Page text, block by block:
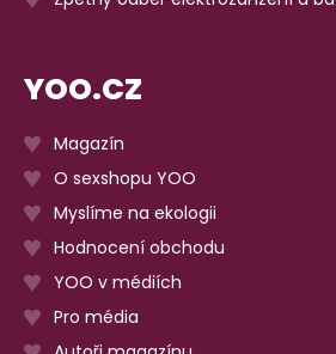
YOO.CZ
Magazín
O sexshopu YOO
Myslíme na ekologii
Hodnocení obchodu
YOO v médiích
Pro média